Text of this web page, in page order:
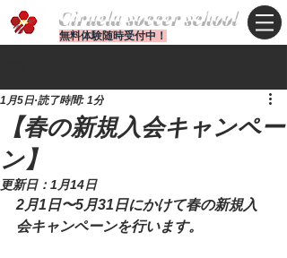
Ciruela soccer school
無料体験随時受付中！
【春の新規入会キャンペー
ン】
1月5日 読了時間: 1分
更新日： 1月14日
2月1日〜5月31日にかけて春の新規入
会キャンペーンを行います。